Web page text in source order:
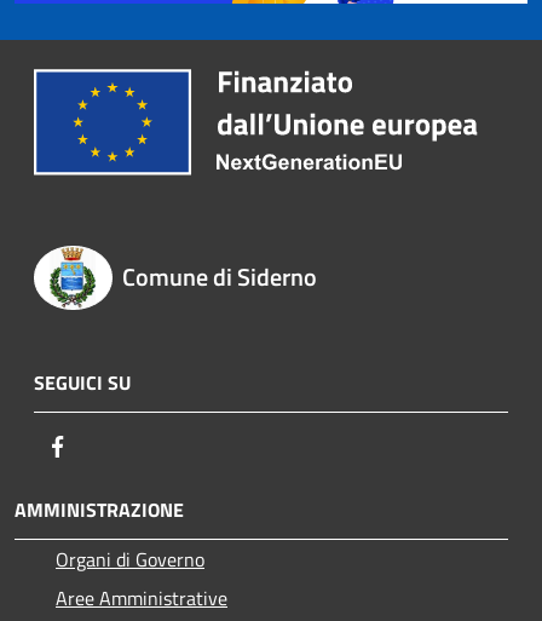
Comune di Siderno
SEGUICI SU
AMMINISTRAZIONE
Organi di Governo
Aree Amministrative